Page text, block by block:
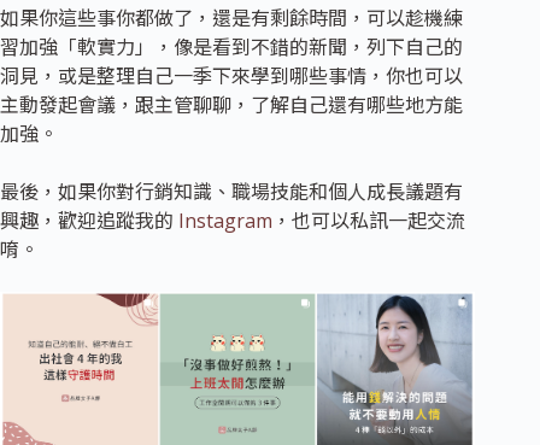
如果你這些事你都做了，還是有剩餘時間，可以趁機練
習加強「軟實力」，像是看到不錯的新聞，列下自己的
洞見，或是整理自己一季下來學到哪些事情，你也可以
主動發起會議，跟主管聊聊，了解自己還有哪些地方能
加強。
最後，如果你對行銷知識、職場技能和個人成長議題有
興趣，歡迎追蹤我的 Instagram ，也可以私訊一起交流
唷。